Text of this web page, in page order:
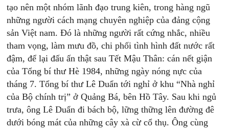
tạo nên một nhóm lãnh đạo trung kiên, trong hàng ngũ
những người cách mạng chuyên nghiệp của đảng cộng
sản Việt nam. Đó là những người rất cứng nhắc, nhiều
tham vọng, làm mưu đồ, chi phối tình hình đất nước rất
đậm, để lại đấu ấn thật sau Tết Mậu Thân: cán nết giận
của Tổng bí thư Hè 1984, những ngày nóng nực của
tháng 7. Tổng bí thư Lê Duẩn tới nghỉ ở khu “Nhà nghỉ
của Bộ chính trị” ở Quảng Bá, bên Hồ Tây. Sau khi ngủ
trưa, ông Lê Duẩn đi bách bộ, lững thững lên đường đê
dưới bóng mát của những cây xà cừ cổ thụ. Ông cùng